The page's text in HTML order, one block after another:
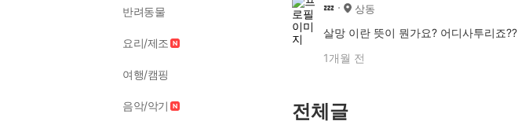
반려동물
요리/제조
여행/캠핑
음악/악기
💤 상동
살망 이란 뜻이 뭔가요? 어디사투리죠??
1개월 전
전체글